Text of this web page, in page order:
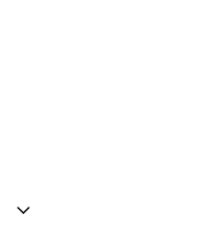
打開子選單
關閉子選單